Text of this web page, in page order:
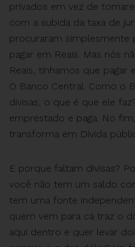
privados em vez de
com a subida da taxa de
procuraram simplesmente
pagar em Reais. Mas nós
Reais, tínhamos que pagar
O Banco Central. Como o
divisas, o que é que ele
emprestado e paga. No
transforma em Dívida
E porque faltam divisas?
você não tem um saldo
tem uma fonte
quem vem para cá traz o
aqui dentro e quer levar